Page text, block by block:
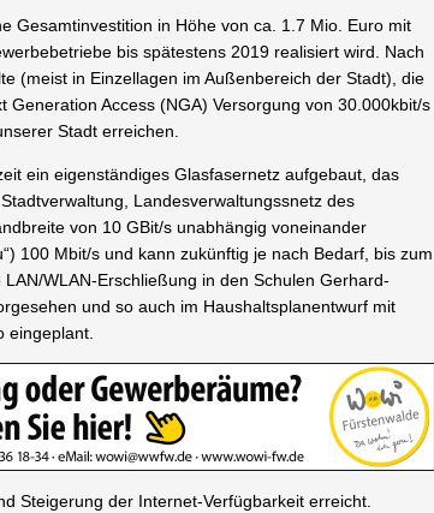
Gesamtinvestition in Höhe von ca. 1.7 Mio. Euro mit
bis spätestens 2019 realisiert wird. Nach
(meist in Einzellagen im Außenbereich der Stadt), die
Access (NGA) Versorgung von 30.000kbit/s
Stadt erreichen.
ein eigenständiges Glasfasernetz aufgebaut, das
Landesverwaltungssnetz des
von 10 GBit/s unabhängig voneinander
100 Mbit/s und kann zukünftig je nach Bedarf, bis zum
WLAN-Erschließung in den Schulen Gerhard-
und so auch im Haushaltsplanentwurf mit
eingeplant.
Steigerung der Internet-Verfügbarkeit erreicht.